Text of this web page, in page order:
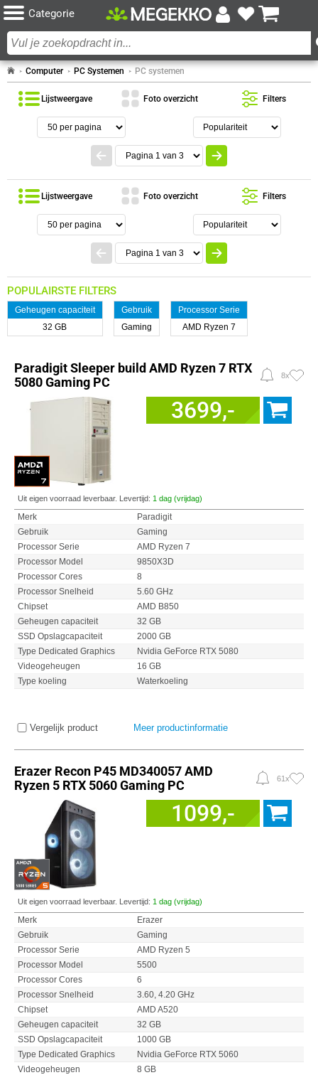
Categorie
Computer PC Systemen PC systemen
POPULAIRSTE FILTERS
Geheugen capaciteit
32 GB
Gebruik
Gaming
Processor Serie
AMD Ryzen 7
Lijstweergave Foto overzicht Filters
Paradigit Sleeper build AMD Ryzen 7 RTX
5080 Gaming PC
8x
3699,-
Uit eigen voorraad leverbaar. Levertijd: 1 dag (vrijdag)
Merk
Paradigit
Gebruik
Gaming
Processor Serie
AMD Ryzen 7
Processor Model
9850X3D
Processor Cores
8
Processor Snelheid
5.60 GHz
Chipset
AMD B850
Geheugen capaciteit
32 GB
SSD Opslagcapaciteit
2000 GB
Type Dedicated Graphics
Nvidia GeForce RTX 5080
Videogeheugen
16 GB
Type koeling
Waterkoeling
Vergelijk product Meer productinformatie
Erazer Recon P45 MD340057 AMD
Ryzen 5 RTX 5060 Gaming PC
61x
1099,-
Uit eigen voorraad leverbaar. Levertijd: 1 dag (vrijdag)
Merk
Erazer
Gebruik
Gaming
Processor Serie
AMD Ryzen 5
Processor Model
5500
Processor Cores
6
Processor Snelheid
3.60, 4.20 GHz
Chipset
AMD A520
Geheugen capaciteit
32 GB
SSD Opslagcapaciteit
1000 GB
Type Dedicated Graphics
Nvidia GeForce RTX 5060
Videogeheugen
8 GB
Lijstweergave Foto overzicht Filters